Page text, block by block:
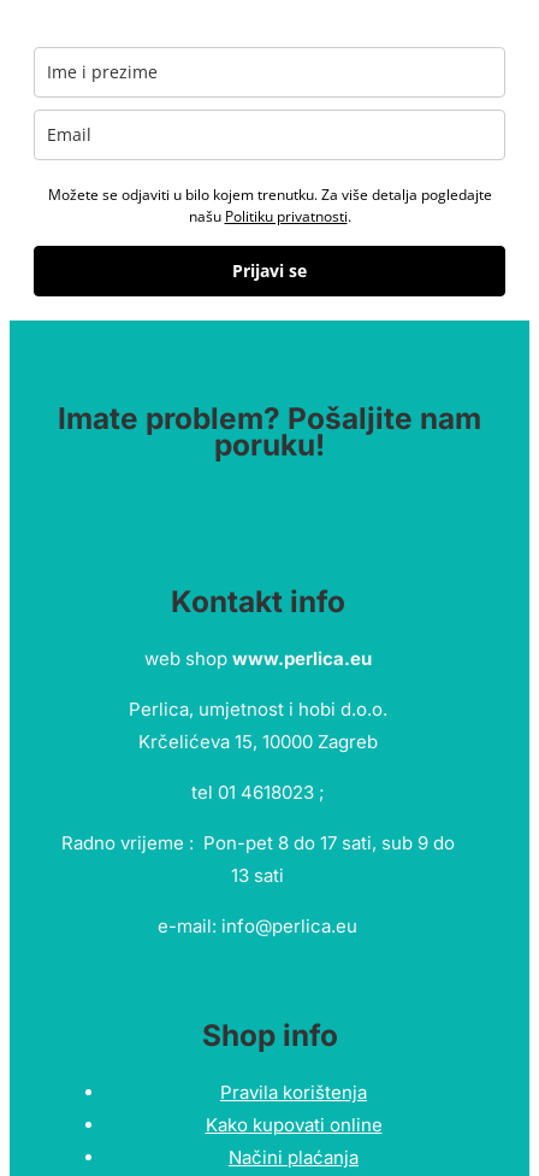
Možete se odjaviti u bilo kojem trenutku. Za više detalja pogledajte
našu Politiku privatnosti.
Prijavi se
Imate problem? Pošaljite nam
poruku!
Kontakt info
web shop www.perlica.eu
Perlica, umjetnost i hobi d.o.o.
Krčelićeva 15, 10000 Zagreb
tel 01 4618023 ;
Radno vrijeme : Pon-pet 8 do 17 sati, sub 9 do
13 sati
e-mail: info@perlica.eu
Shop info
Pravila korištenja
Kako kupovati online
Načini plaćanja